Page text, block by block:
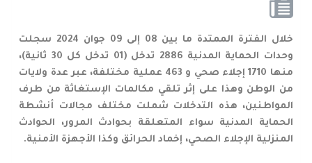
خلال الفترة الممتدة ما بين 08 إلى 09 جوان 2024 سجلت
وحدات الحماية المدنية 2886 تدخل (01 تدخل كل 30 ثانية)،
منها 1710 إجلاء صحي و 463 عملية مختلفة، عبر عدة ولايات
من الوطن وهذا على إثر تلقي مكالمات الإستغاثة من طرف
المواطنين، هذه التدخلات شملت مختلف مجالات أنشطة
الحماية المدنية سواء المتعلقة بحوادث المرور، الحوادث
المنزلية الإجلاء الصحي، إخماد الحرائق وكذا الأجهزة الأمنية.